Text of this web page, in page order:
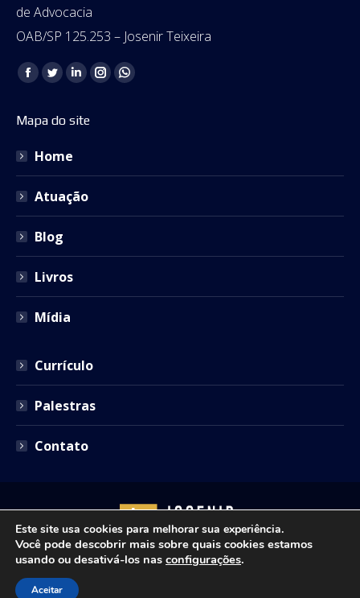
de Advocacia
OAB/SP 125.253 – Josenir Teixeira
Encontre-nos em:
Facebook
opens
new
Twitter
opens
new
Linkedin
opens
InstagramWhatsapp
Mapa do site
Home
Atuação
Blog
Livros
Mídia
Currículo
Palestras
Contato
Copyright © 2021 - Josenir Teixeira Advocacia. Todos os
Este site usa cookies para melhorar sua experiência.
Você pode descobrir mais sobre quais cookies estamos
usando ou desativá-los nas configurações.
Aceitar